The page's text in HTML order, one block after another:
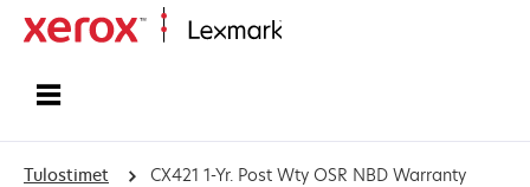
Tulostimet CX421 1-Yr. Post Wty OSR NBD Warranty